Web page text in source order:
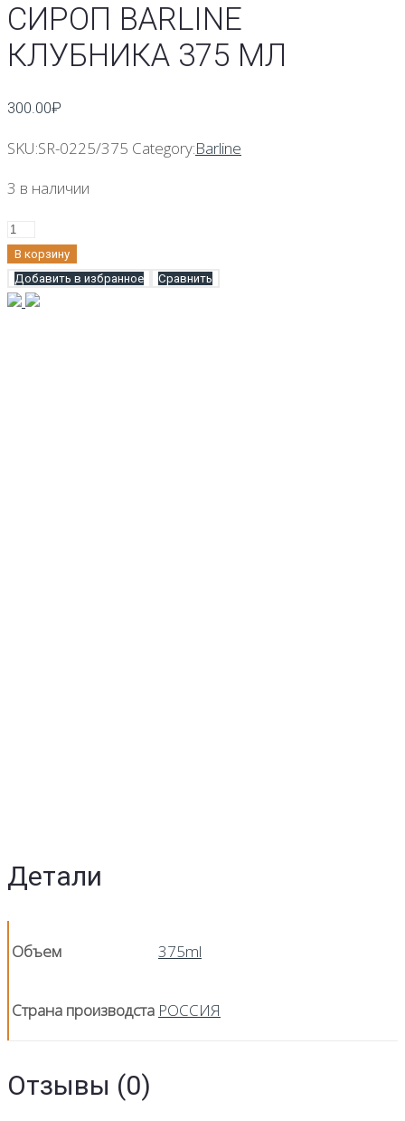
СИРОП BARLINE
КЛУБНИКА 375 МЛ
300.00₽
SKU:SR-0225/375 Category:Barline
3 в наличии
Количество
Сироп
Barline
Клубника
В корзину
Добавить в избранное
Сравнить
Детали
Объем 375ml
Страна производста РОССИЯ
Отзывы (0)